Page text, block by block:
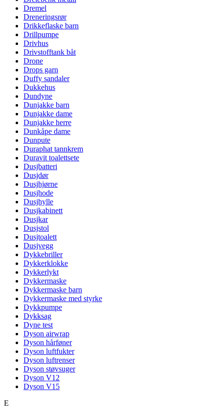
Dremel
Dreneringsrør
Drikkeflaske barn
Drillpumpe
Drivhus
Drivstofftank båt
Drone
Drops garn
Duffy sandaler
Dukkehus
Dundyne
Dunjakke barn
Dunjakke dame
Dunjakke herre
Dunkåpe dame
Dunpute
Duraphat tannkrem
Duravit toalettsete
Dusjbatteri
Dusjdør
Dusjhjørne
Dusjhode
Dusjhylle
Dusjkabinett
Dusjkar
Dusjstol
Dusjtoalett
Dusjvegg
Dykkebriller
Dykkerklokke
Dykkerlykt
Dykkermaske
Dykkermaske barn
Dykkermaske med styrke
Dykkpumpe
Dykksag
Dyne test
Dyson airwrap
Dyson hårføner
Dyson luftfukter
Dyson luftrenser
Dyson støvsuger
Dyson V12
Dyson V15
E